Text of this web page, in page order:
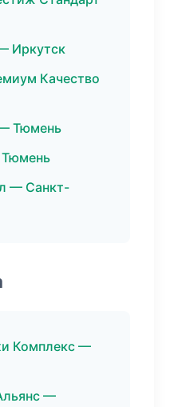
Иркутск
Качество
Тюмень
— Санкт-
Комплекс —
—